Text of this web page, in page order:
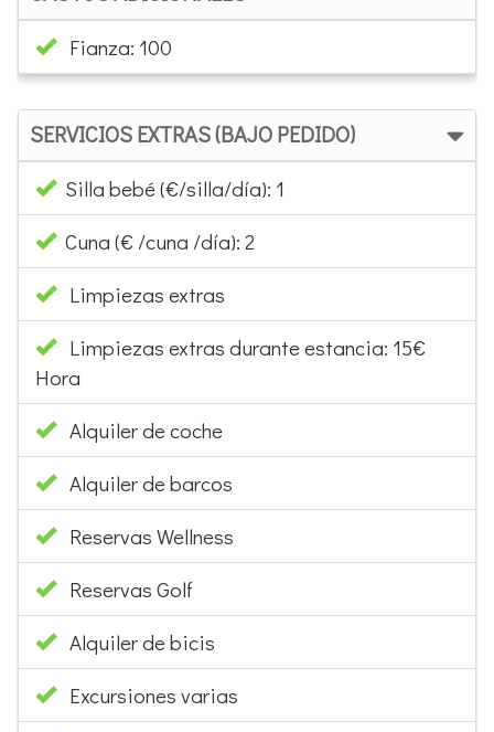
Fianza: 100
SERVICIOS EXTRAS (BAJO PEDIDO)
Silla bebé (€/silla/día): 1
Cuna (€ /cuna /día): 2
Limpiezas extras
Limpiezas extras durante estancia: 15€
Hora
Alquiler de coche
Alquiler de barcos
Reservas Wellness
Reservas Golf
Alquiler de bicis
Excursiones varias